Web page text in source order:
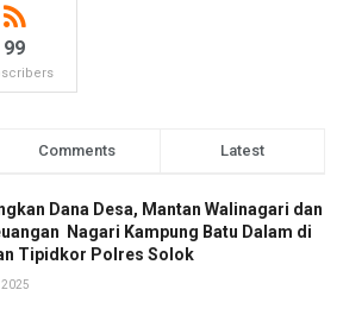
99
Comments Latest
Dana Desa, Mantan Walinagari dan
Nagari Kampung Batu Dalam di
Tipidkor Polres Solok